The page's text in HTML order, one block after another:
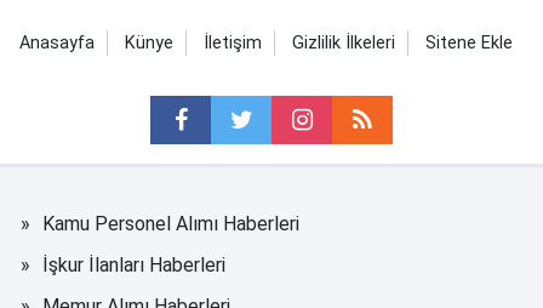
Anasayfa Künye İletişim Gizlilik İlkeleri Sitene Ekle
Kamu Personel Alımı Haberleri
İşkur İlanları Haberleri